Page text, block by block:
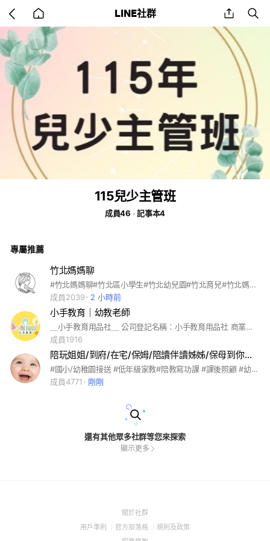
back
to
home
LINE社群 share
115兒少主管班
成員46 記事本4
專屬推薦
竹北媽媽聊
#竹北媽媽聊#竹北區小學生#竹北幼兒園#竹北育兒#竹北媽媽#竹北親子教養#新竹媽媽聊#家庭#親子#竹北媽媽經#竹北安親班#夫妻感情#婚姻#親子關係#婆媳問題#心情#心事#女人心事#職場婦女#職場女人#職場媽媽
成員2039
2 小時前
小手教育｜幼教老師
＿小手教育用品社＿ 公司登記名稱：小手教育用品社 商業統一編號：９１１４５０６９ 可開立估價單／收據 創辦小手教育來自陪伴孩子過程中感受到很深的"創造力" 孩子手那麼小，拿著剪刀，膠水，專注的神情 那些專注的時刻彷佛孩子在另一個時空，有自己的想像，有明確想完成的樣貌。 完成的瞬間總是：媽媽妳看！老師妳看！ 那是孩子用那雙可愛的小手才能創造的魔力！ 於是"小手教育"由此而生~
成員1916
陪玩姐姐/到府/在宅/保姆/陪讀伴讀姊姊/保母到你家/台北/新北/大桃園/新竹/基隆
#國小/幼稚園接送 #低年級家教#陪教寫功課 #課後照顧 #幼稚園/幼兒園陪玩 #陪玩姐姐 #陪讀/伴讀姊姊 #到府保姆 #保母到你家 #日托#臨托 #嬰兒/幼兒/小孩/兒童託育照顧 #托嬰#小小孩#嬰幼兒#寶寶#寶貝 #幫新手爸媽分擔照顧 #陪玩公園 #陪玩親子館 #陪父母孩子外出、出遊 歡迎家長/陪玩/保母 需要陪玩姐姐/保母/家長的直接加入 加入後麻煩幫我名字旁加地區 以及備註是家長 還是陪玩或保母 方便識別 謝謝！ 有任何問題 歡迎加入直接詢問
成員4771
剛剛
還有其他眾多社群等您來探索
顯示更多
關於社群(Open
用戶準則
(Open
官方部落格
(Open
規則及政策(Open